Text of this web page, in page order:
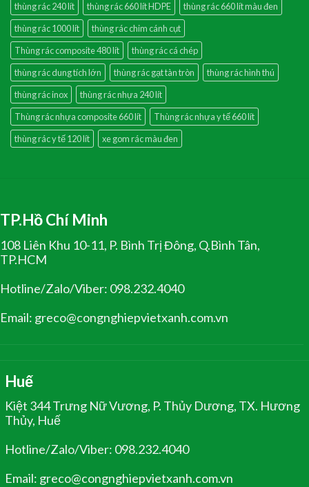
thùng rác 240 lít
thùng rác 660 lít HDPE
thùng rác 660 lít màu đen
thùng rác 1000 lít
thùng rác chim cánh cụt
Thùng rác composite 480 lít
thùng rác cá chép
thùng rác dung tích lớn
thùng rác gạt tàn tròn
thùng rác hình thú
thùng rác inox
thùng rác nhựa 240 lít
Thùng rác nhựa composite 660 lít
Thùng rác nhựa y tế 660 lít
thùng rác y tế 120 lít
xe gom rác màu đen
TP.Hồ Chí Minh
108 Liên Khu 10-11, P. Bình Trị Đông, Q.Bình Tân,
TP.HCM
Hotline/Zalo/Viber: 098.232.4040
Email: greco@congnghiepvietxanh.com.vn
Huế
Kiệt 344 Trưng Nữ Vương, P. Thủy Dương, TX. Hương
Thủy, Huế
Hotline/Zalo/Viber: 098.232.4040
Email: greco@congnghiepvietxanh.com.vn